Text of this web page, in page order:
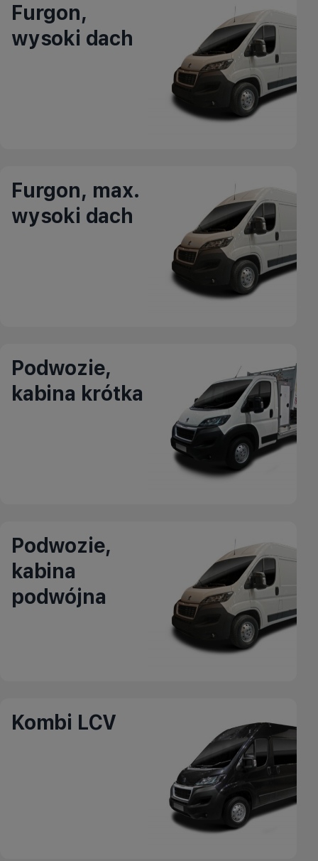
Furgon,
wysoki dach
Furgon, max.
wysoki dach
Podwozie,
kabina krótka
Podwozie,
kabina
podwójna
Kombi LCV